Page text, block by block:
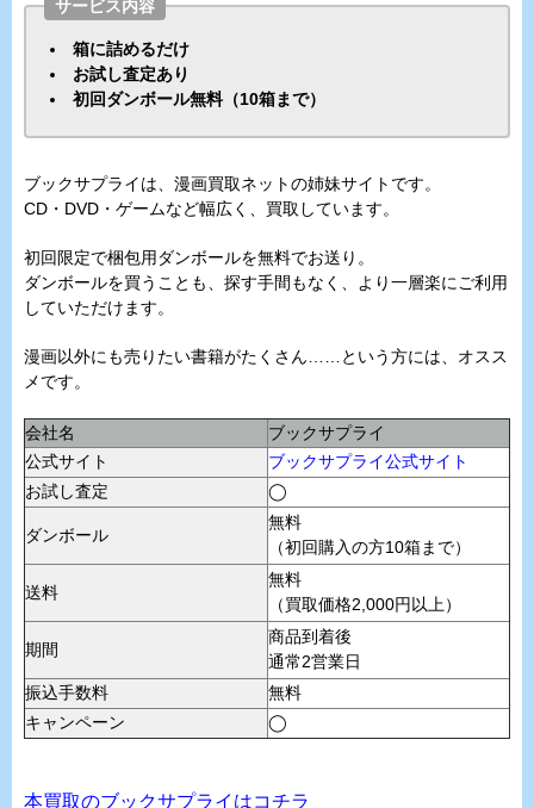
サービス内容
箱に詰めるだけ
お試し査定あり
初回ダンボール無料（10箱まで）
ブックサプライは、漫画買取ネットの姉妹サイトです。
CD・DVD・ゲームなど幅広く、買取しています。
初回限定で梱包用ダンボールを無料でお送り。
ダンボールを買うことも、探す手間もなく、より一層楽にご利用
していただけます。
漫画以外にも売りたい書籍がたくさん……という方には、オスス
メです。
会社名
ブックサプライ
公式サイト
ブックサプライ公式サイト
お試し査定
◯
ダンボール
無料
（初回購入の方10箱まで）
送料
無料
（買取価格2,000円以上）
期間
商品到着後
通常2営業日
振込手数料
無料
キャンペーン
◯
本買取のブックサプライはコチラ